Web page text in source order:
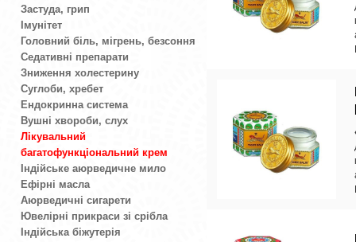
Застуда, грип
Імунітет
Головний біль, мігрень, безсоння
Седативні препарати
Зниження холестерину
Суглоби, хребет
Ендокринна система
Вушні хвороби, слух
Лікувальний
багатофункціональний крем
Індійське аюрведичне мило
Ефірні масла
Аюрведичні сигарети
Ювелірні прикраси зі срібла
Індійська біжутерія